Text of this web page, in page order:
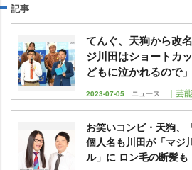
記事
てんぐ、天狗から改
ジ川田はショートカ
どもに泣かれるので」
2023-07-05 ニュース ｜芸
お笑いコンビ・天狗、
個人名も川田が「マジ
ル」に ロン毛の断髪も